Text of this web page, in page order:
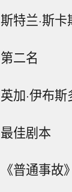
斯特兰·斯
第二名
英加·伊布
最佳剧本
《普通事故》